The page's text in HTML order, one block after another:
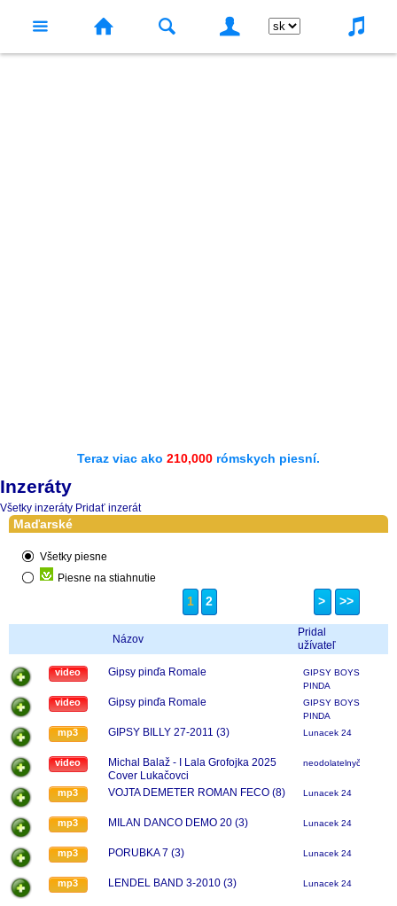
Teraz viac ako 210,000 rómskych piesní.
Inzeráty
Všetky inzeráty Pridať inzerát
Maďarské
Všetky piesne
Piesne na stiahnutie
1 2 > >>
Názov
Pridal
užívateľ
video Gipsy pinďa Romale
GIPSY BOYS
PINDA
video Gipsy pinďa Romale
GIPSY BOYS
PINDA
mp3 GIPSY BILLY 27-2011 (3) Lunacek 24
video
Michal Balaž - I Lala Grofojka 2025
Cover Lukačovci
neodolatelnyčavo
mp3 VOJTA DEMETER ROMAN FECO (8) Lunacek 24
mp3 MILAN DANCO DEMO 20 (3) Lunacek 24
mp3 PORUBKA 7 (3) Lunacek 24
mp3 LENDEL BAND 3-2010 (3) Lunacek 24